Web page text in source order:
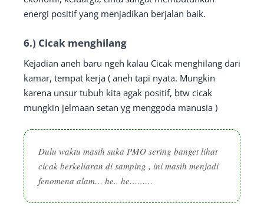
energi positif yang menjadikan berjalan baik.
6.) Cicak menghilang
Kejadian aneh baru ngeh kalau Cicak menghilang dari
kamar, tempat kerja ( aneh tapi nyata. Mungkin
karena unsur tubuh kita agak positif, btw cicak
mungkin jelmaan setan yg menggoda manusia )
Dulu waktu masih suka PMO sering banget lihat
cicak berkeliaran di samping , ini masih menjadi
fenomena alam… he.. he………